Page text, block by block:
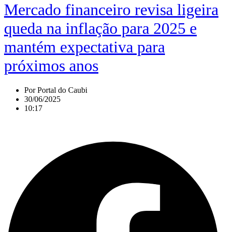
Mercado financeiro revisa ligeira
queda na inflação para 2025 e
mantém expectativa para
próximos anos
PorPortal do Caubi
30/06/2025
10:17